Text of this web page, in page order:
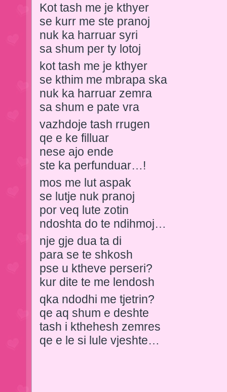
Kot tash me je kthyer
se kurr me ste pranoj
nuk ka harruar syri
sa shum per ty lotoj
kot tash me je kthyer
se kthim me mbrapa ska
nuk ka harruar zemra
sa shum e pate vra
vazhdoje tash rrugen
qe e ke filluar
nese ajo ende
ste ka perfunduar…!
mos me lut aspak
se lutje nuk pranoj
por veq lute zotin
ndoshta do te ndihmoj…
nje gje dua ta di
para se te shkosh
pse u ktheve perseri?
kur dite te me lendosh
qka ndodhi me tjetrin?
qe aq shum e deshte
tash i kthehesh zemres
qe e le si lule vjeshte…